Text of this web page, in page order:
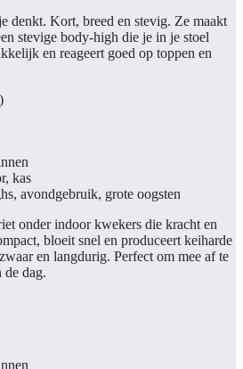
denkt. Kort, breed en stevig. Ze maakt
stevige body-high die je in je stoel
en reageert goed op toppen en
kas
avondgebruik, grote oogsten
onder indoor kwekers die kracht en
bloeit snel en produceert keiharde
en langdurig. Perfect om mee af te
de dag.